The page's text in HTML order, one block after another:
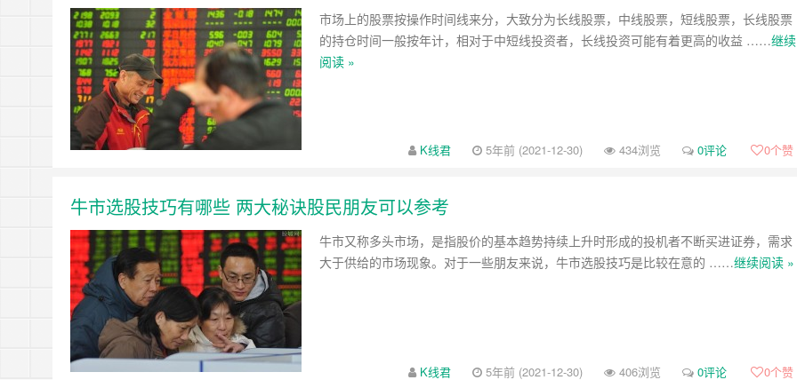
市场上的股票按操作时间线来分，大致分为长线股票，中线股票，短线股票，长线股票
的持仓时间一般按年计，相对于中短线投资者，长线投资可能有着更高的收益 ……继续
阅读 »
K线君 5年前 (2021-12-30) 434浏览 0评论 0个赞
牛市选股技巧有哪些 两大秘诀股民朋友可以参考
牛市又称多头市场，是指股价的基本趋势持续上升时形成的投机者不断买进证券，需求
大于供给的市场现象。对于一些朋友来说，牛市选股技巧是比较在意的 ……继续阅读 »
K线君 5年前 (2021-12-30) 406浏览 0评论 0个赞